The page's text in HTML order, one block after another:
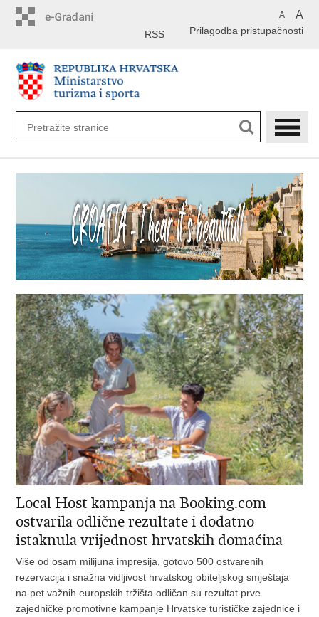
A A
Prilagodba pristupačnosti
RSS
Local Host kampanja na Booking.com
ostvarila odlične rezultate i dodatno
istaknula vrijednost hrvatskih domaćina
Više od osam milijuna impresija, gotovo 500 ostvarenih
rezervacija i snažna vidljivost hrvatskog obiteljskog smještaja
na pet važnih europskih tržišta odličan su rezultat prve
zajedničke promotivne kampanje Hrvatske turističke zajednice i